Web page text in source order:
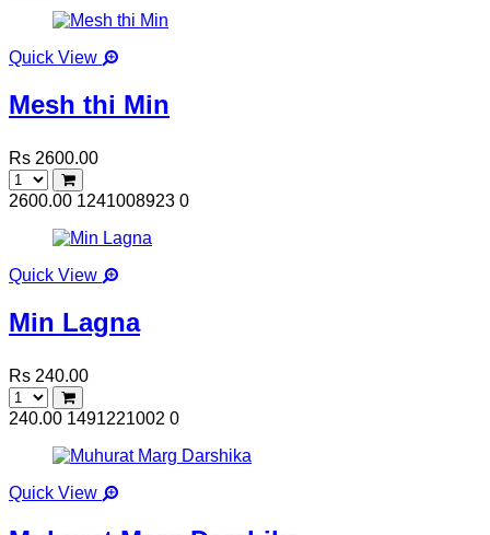
Quick View
Mesh thi Min
Rs 2600.00
2600.00 1241008923 0
Quick View
Min Lagna
Rs 240.00
240.00 1491221002 0
Quick View